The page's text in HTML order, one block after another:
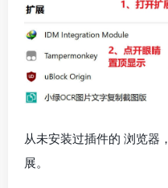
从未安装过插件的 浏览器
展。